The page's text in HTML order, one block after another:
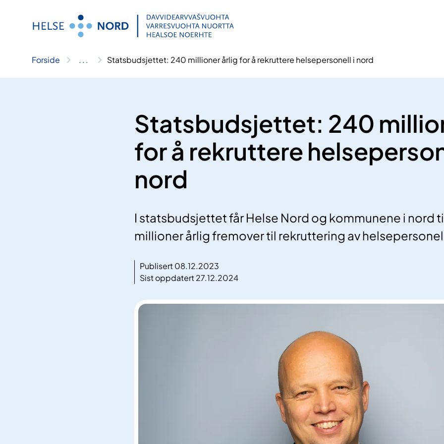
Forside .. . Statsbudsjettet: 240 millioner årlig for å rekruttere helsepersonell i nord
Statsbudsjettet: 240
for å rekruttere
nord
I statsbudsjettet får Helse Nord og kommunene i nord
millioner årlig fremover til rekruttering av
Publisert 08.12.2023
Sist oppdatert 27.12.2024